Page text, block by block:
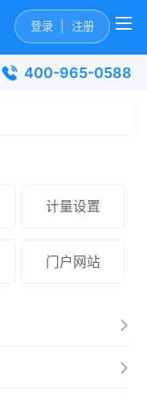
登录 注册
400-965-0588
计量设置
门户网站